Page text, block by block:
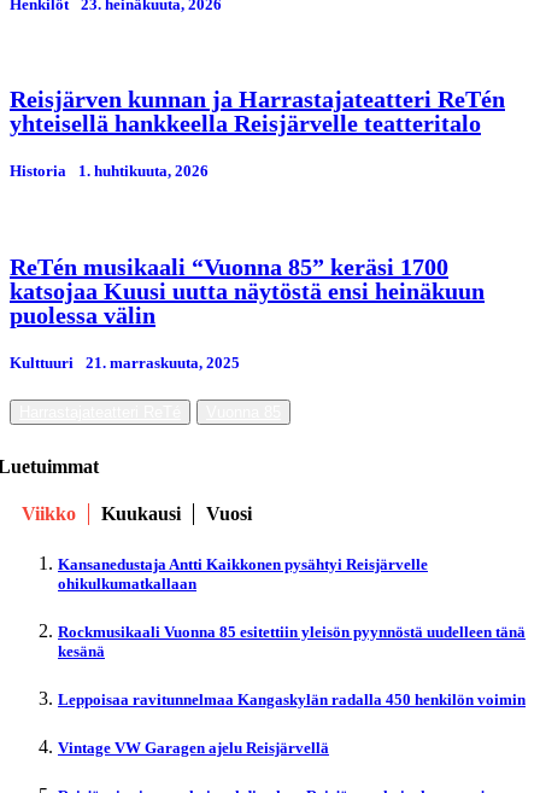
Henkilöt 23. heinäkuuta, 2026
Reisjärven kunnan ja Harrastajateatteri ReTén
yhteisellä hankkeella Reisjärvelle teatteritalo
Historia 1. huhtikuuta, 2026
ReTén musikaali “Vuonna 85” keräsi 1700
katsojaa Kuusi uutta näytöstä ensi heinäkuun
puolessa välin
Kulttuuri 21. marraskuuta, 2025
Viikko Kuukausi Vuosi
Kansanedustaja Antti Kaikkonen pysähtyi Reisjärvelle
ohikulkumatkallaan
Rockmusikaali Vuonna 85 esitettiin yleisön pyynnöstä uudelleen tänä
kesänä
Leppoisaa ravitunnelmaa Kangaskylän radalla 450 henkilön voimin
Vintage VW Garagen ajelu Reisjärvellä